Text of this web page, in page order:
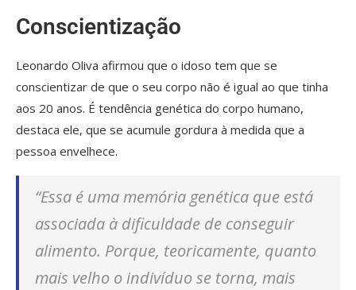
Conscientização
Leonardo Oliva afirmou que o idoso tem que se
conscientizar de que o seu corpo não é igual ao que tinha
aos 20 anos. É tendência genética do corpo humano,
destaca ele, que se acumule gordura à medida que a
pessoa envelhece.
“Essa é uma memória genética que está
associada à dificuldade de conseguir
alimento. Porque, teoricamente, quanto
mais velho o indivíduo se torna, mais